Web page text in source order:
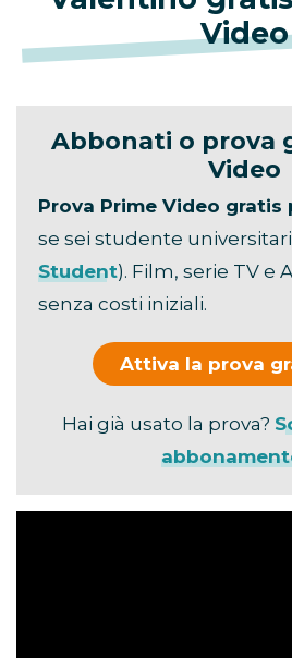
Video
Abbonati o prova
Video
Prova Prime Video gratis
se sei studente
Student). Film, serie TV e
senza costi iniziali.
Attiva la prova
Hai già usato la prova?